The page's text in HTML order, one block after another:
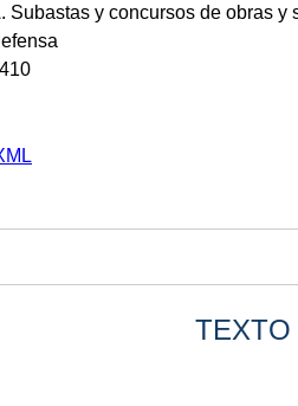
Subastas y concursos de obras y
TEXTO